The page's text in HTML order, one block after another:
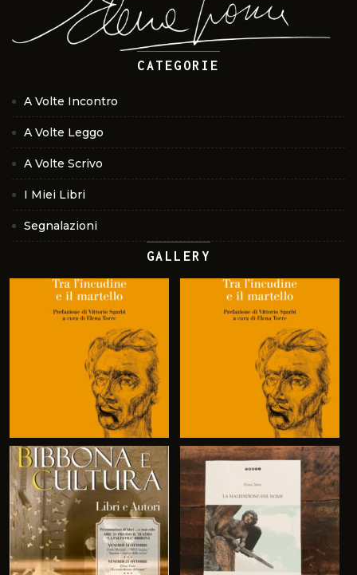
CATEGORIE
A Volte Incontro
A Volte Leggo
A Volte Scrivo
I Miei Libri
Segnalazioni
GALLERY